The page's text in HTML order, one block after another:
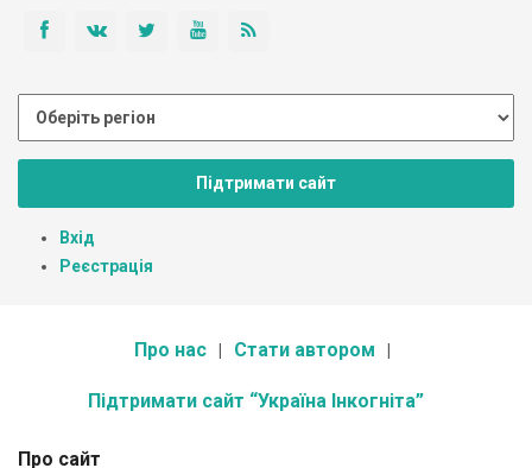
Підтримати сайт
Вхід
Реєстрація
Про нас Стати автором
Підтримати сайт “Україна Інкогніта”
Про сайт